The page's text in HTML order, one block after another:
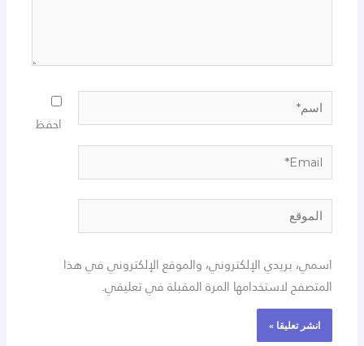
اسم*
Email*
الموقع
احفظ
اسمي، بريدي الإلكتروني، والموقع الإلكتروني في هذا
المتصفح لاستخدامها المرة المقبلة في تعليقي.